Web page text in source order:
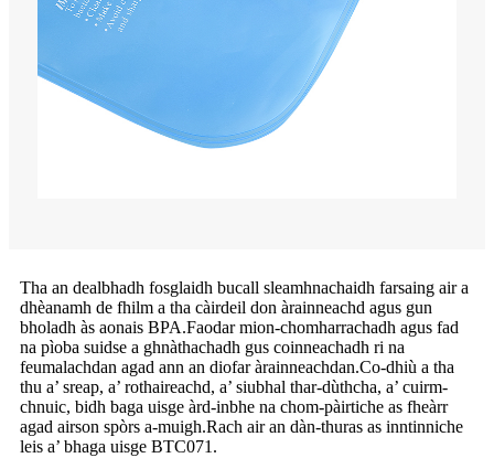
Tha an dealbhadh fosglaidh bucall sleamhnachaidh farsaing air a
dhèanamh de fhilm a tha càirdeil don àrainneachd agus gun
bholadh às aonais BPA.Faodar mion-chomharrachadh agus fad
na pìoba suidse a ghnàthachadh gus coinneachadh ri na
feumalachdan agad ann an diofar àrainneachdan.Co-dhiù a tha
thu a’ sreap, a’ rothaireachd, a’ siubhal thar-dùthcha, a’ cuirm-
chnuic, bidh baga uisge àrd-inbhe na chom-pàirtiche as fheàrr
agad airson spòrs a-muigh.Rach air an dàn-thuras as inntinniche
leis a’ bhaga uisge BTC071.